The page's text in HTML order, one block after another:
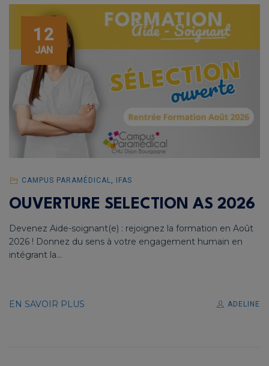
12
JAN
CAMPUS PARAMÉDICAL, IFAS
OUVERTURE SELECTION AS 2026
Devenez Aide-soignant(e) : rejoignez la formation en Août
2026 ! Donnez du sens à votre engagement humain en
intégrant la...
EN SAVOIR PLUS ADELINE